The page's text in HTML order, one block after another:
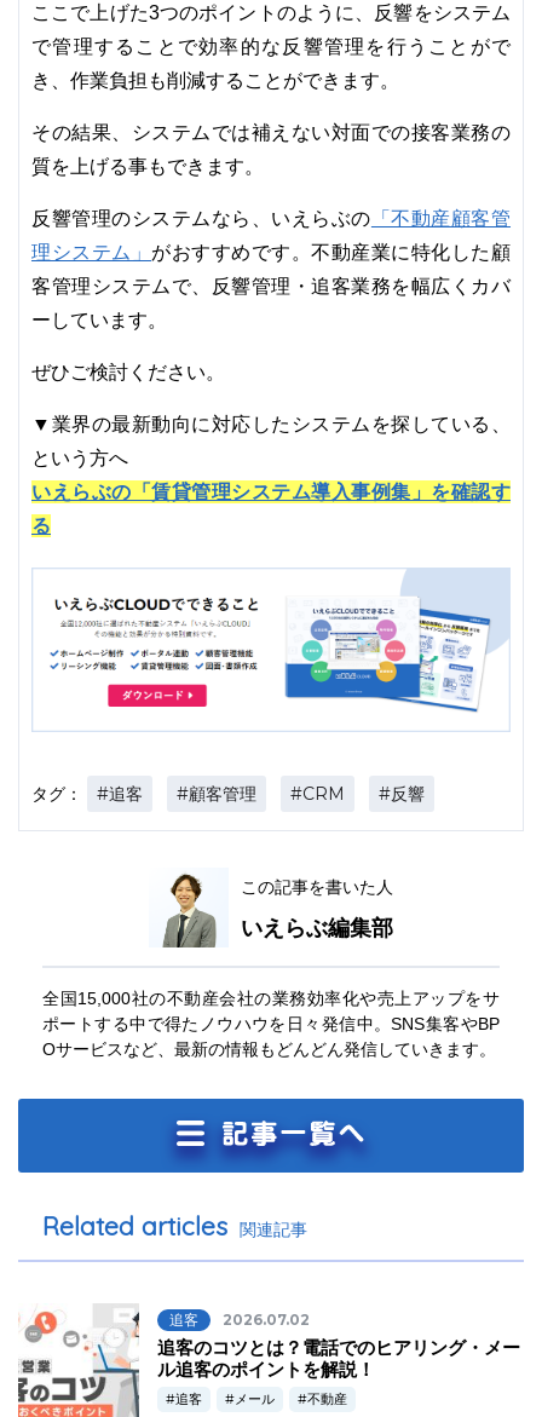
ここで上げた3つのポイントのように、反響をシステム
で管理することで効率的な反響管理を行うことがで
き、作業負担も削減することができます。
その結果、システムでは補えない対面での接客業務の
質を上げる事もできます。
反響管理のシステムなら、いえらぶの 「不動産顧客管
理システム」 がおすすめです。不動産業に特化した顧
客管理システムで、反響管理・追客業務を幅広くカバ
ーしています。
ぜひご検討ください。
▼業界の最新動向に対応したシステムを探している、
という方へ
いえらぶの「賃貸管理システム導入事例集」を確認す
る
タグ： #追客 #顧客管理 #CRM #反響
この記事を書いた人
いえらぶ編集部
全国15,000社の不動産会社の業務効率化や売上アップをサ
ポートする中で得たノウハウを日々発信中。SNS集客やBP
Oサービスなど、最新の情報もどんどん発信していきます。
Related articles 関連記事
追客 2026.07.02
追客のコツとは？電話でのヒアリング・メー
ル追客のポイントを解説！
追客 メール 不動産